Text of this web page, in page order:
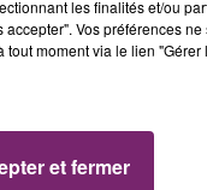
les finalités et/ou
Vos préférences
moment via le lien
et fermer